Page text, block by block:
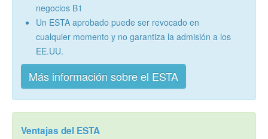
negocios B1
Un ESTA aprobado puede ser revocado en
cualquier momento y no garantiza la admisión a los
EE.UU.
Más información sobre el ESTA
Ventajas del ESTA